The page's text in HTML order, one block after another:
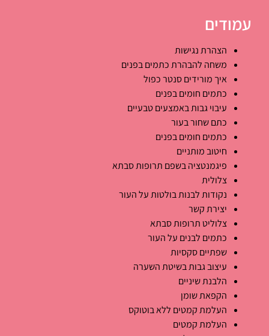
עמודים
הצהרת נגישות
משחה להבהרת כתמים בפנים
איך מורידים סנטר כפול
כתמים חומים בפנים
עיבוי גבות באמצעים טבעיים
כתם שחור בעור
כתמים חומים בפנים
חיטוב מותניים
פיגמנטציה בשפם תרופות סבתא
צלולית
נקודות לבנות בולטות על העור
יצירת קשר
צלוליט תרופות סבתא
כתמים לבנים על העור
שפתיים סקסיות
עיצוב גבות בשיטת השערה
הלבנת שיניים
הקפאת שומן
העלמת קמטים ללא בוטוקס
העלמת קמטים